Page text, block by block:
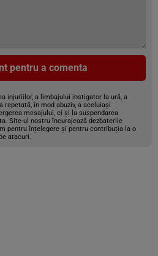
pentru a comenta
injuriilor, a limbajului instigator la ură, a
în mod abuziv, a aceluiași
mesajului, ci și la suspendarea
Site-ul nostru încurajează dezbaterile
pentru înțelegere și pentru contribuția la o
atacuri.